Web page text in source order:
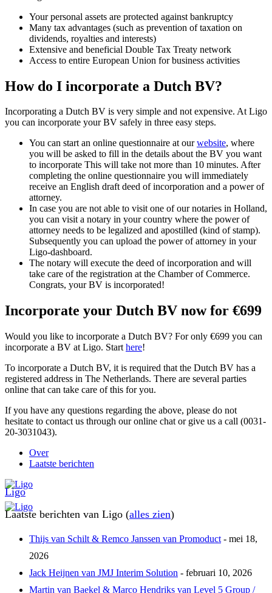
Your personal assets are protected against bankruptcy
Many tax advantages (such as prevention of taxation on
dividends, royalties and interests)
Extensive and beneficial Double Tax Treaty network
Access to entire European Union for business activities
How do I incorporate a Dutch BV?
Incorporating a Dutch BV is very simple and not expensive. At Ligo
you can incorporate your BV safely in three easy steps.
You can start an online questionnaire at ourwebsite, where
you will be asked to fill in the details about the BV you want
to incorporate This will take not more than 10 minutes. After
completing the online questionnaire you will immediately
receive an English draft deed of incorporation and a power of
attorney.
In case you are not able to visit one of our notaries in Holland,
you can visit a notary in your country where the power of
attorney needs to be legalized and apostilled (kind of stamp).
Subsequently you can upload the power of attorney in your
Ligo-dashboard.
The notary will execute the deed of incorporation and will
take care of the registration at the Chamber of Commerce.
Congrats, your BV is incorporated!
Incorporate your Dutch BV now for €699
Would you like to incorporate a Dutch BV? For only €699 you can
incorporate a BV at Ligo. Start here!
To incorporate a Dutch BV, it is required that the Dutch BV has a
registered address in The Netherlands. There are several parties
online that can take care of this for you.
If you have any questions regarding the above, please do not
hesitate to contact us through our online chat or give us a call (0031-
20-3031043).
Over
Laatste berichten
Ligo
Laatste berichten van Ligo (alles zien)
Thijs van Schilt & Remco Janssen van Promoduct - mei 18,
2026
Jack Heijnen van JMJ Interim Solution - februari 10, 2026
Martin van Baekel & Marco Hendriks van Level 5 Group /